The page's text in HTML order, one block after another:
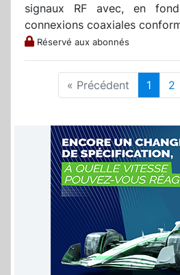
signaux RF avec, en
connexions coaxiales
Réservé aux abonnés
« Précédent 1 2